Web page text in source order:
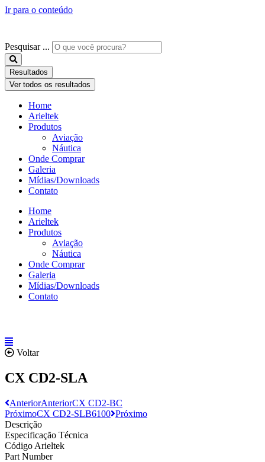
Ir para o conteúdo
Pesquisar ...
Resultados
Ver todos os resultados
Home
Arieltek
Produtos
Aviação
Náutica
Onde Comprar
Galeria
Mídias/Downloads
Contato
Home
Arieltek
Produtos
Aviação
Náutica
Onde Comprar
Galeria
Mídias/Downloads
Contato
Voltar
CX CD2-SLA
AnteriorAnteriorCX CD2-BC
PróximoCX CD2-SLB6100 Próximo
Descrição
Especificação Técnica
Código Arieltek
Part Number